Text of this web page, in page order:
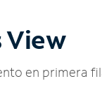
View
en primera